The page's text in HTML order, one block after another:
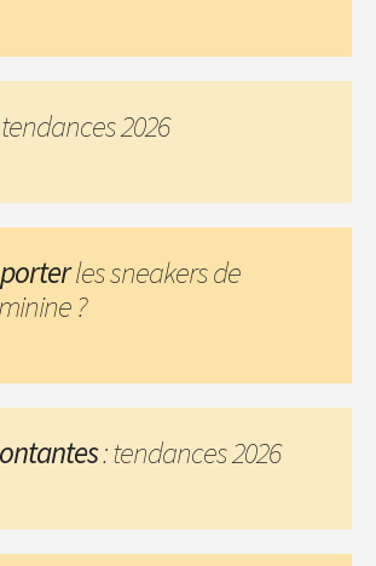
2026
les sneakers de
?
: tendances 2026